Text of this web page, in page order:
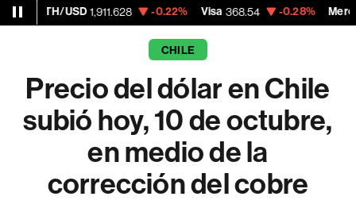
1,911.628 -0.22% Visa 368.54 -0.28% MercadoLibre
CHILE
Precio del dólar en Chile
subió hoy, 10 de octubre,
en medio de la
corrección del cobre